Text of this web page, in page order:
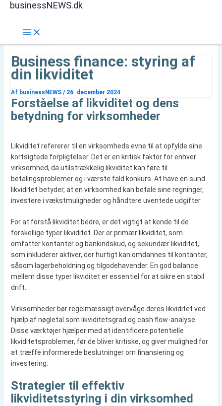
businessNEWS.dk
Business finance: styring af
din likviditet
Af businessNEWS / 26. december 2024
Forståelse af likviditet og dens
betydning for virksomheder
Likviditet refererer til en virksomheds evne til at opfylde sine
kortsigtede forpligtelser. Det er en kritisk faktor for enhver
virksomhed, da utilstrækkelig likviditet kan føre til
betalingsproblemer og i værste fald konkurs. At have en sund
likviditet betyder, at en virksomhed kan betale sine regninger,
investere i vækstmuligheder og håndtere uventede udgifter.
For at forstå likviditet bedre, er det vigtigt at kende til de
forskellige typer likviditet. Der er primær likviditet, som
omfatter kontanter og bankindskud, og sekundær likviditet,
som inkluderer aktiver, der hurtigt kan omdannes til kontanter,
såsom lagerbeholdning og tilgodehavender. En god balance
mellem disse typer likviditet er essentiel for at sikre en stabil
drift.
Virksomheder bør regelmæssigt overvåge deres likviditet ved
hjælp af nøgletal som likviditetsgrad og cash flow-analyse.
Disse værktøjer hjælper med at identificere potentielle
likviditetsproblemer, før de bliver kritiske, og giver mulighed for
at træffe informerede beslutninger om finansiering og
investering.
Strategier til effektiv
likviditetsstyring i din virksomhed